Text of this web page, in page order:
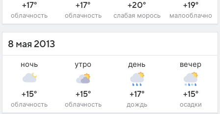
+17°
облачность
+17°
облачность
+20°
слабая морось
+19°
малооблачно
8 мая 2013
ночь
+15°
облачность
утро
+15°
облачность
день
+17°
дождь
вечер
+15°
осадки